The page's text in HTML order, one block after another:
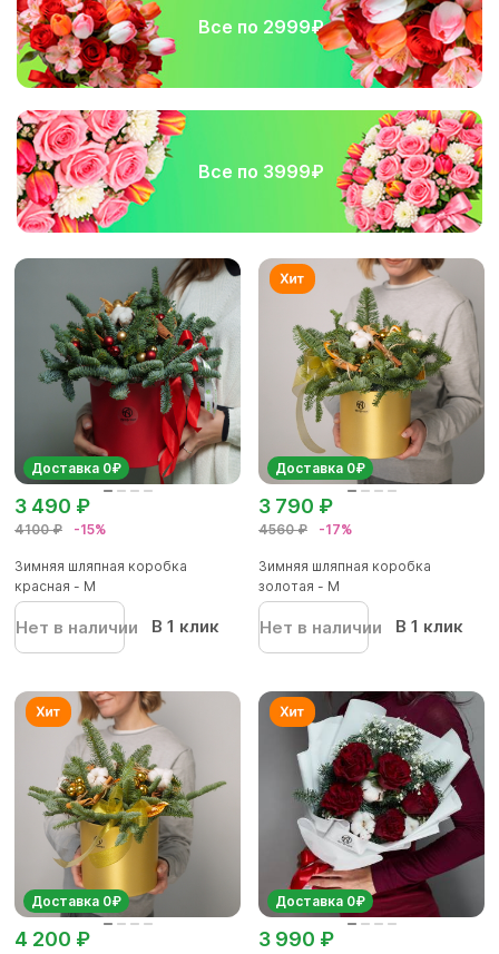
Все по 2999₽
Все по 3999₽
Доставка 0₽
4100 ₽ -15%
3 490 ₽
Зимняя шляпная коробка
красная - М
Нет в наличии В 1 клик
Доставка 0₽
4560 ₽ -17%
3 790 ₽
Зимняя шляпная коробка
золотая - М
Нет в наличии В 1 клик
Доставка 0₽
4 200 ₽
Доставка 0₽
3 990 ₽